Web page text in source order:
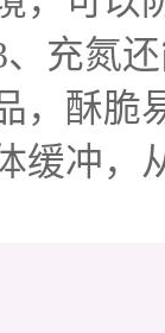
、充氮
，酥脆
缓冲，